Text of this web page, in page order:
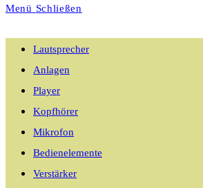
umschalten
Menü Schließen
Lautsprecher
Anlagen
Player
Kopfhörer
Mikrofon
Bedienelemente
Verstärker